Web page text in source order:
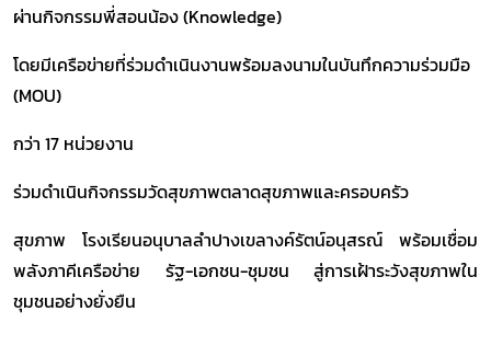
ผ่านกิจกรรมพี่สอนน้อง (Knowledge)
โดยมีเครือข่ายที่ร่วมดำเนินงานพร้อมลงนามในบันทึกความร่วมมือ
(MOU)
กว่า 17 หน่วยงาน
ร่วมดำเนินกิจกรรมวัดสุขภาพตลาดสุขภาพและครอบครัว
สุขภาพ โรงเรียนอนุบาลลำปางเขลางค์รัตน์อนุสรณ์ พร้อมเชื่อม
พลังภาคีเครือข่าย รัฐ-เอกชน-ชุมชน สู่การเฝ้าระวังสุขภาพใน
ชุมชนอย่างยั่งยืน